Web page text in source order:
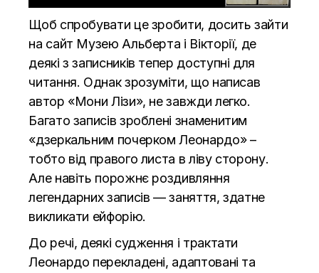
Щоб спробувати це зробити, досить зайти
на сайт Музею Альберта і Вікторії, де
деякі з записників тепер доступні для
читання. Однак зрозуміти, що написав
автор «Мони Лізи», не завжди легко.
Багато записів зроблені знаменитим
«дзеркальним почерком Леонардо» –
тобто від правого листа в ліву сторону.
Але навіть порожнє роздивляння
легендарних записів — заняття, здатне
викликати ейфорію.
До речі, деякі судження і трактати
Леонардо перекладені, адаптовані та